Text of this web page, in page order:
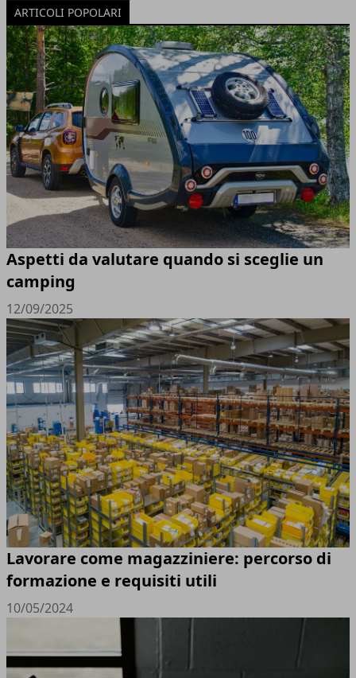
ARTICOLI POPOLARI
Aspetti da valutare quando si sceglie un
camping
12/09/2025
Lavorare come magazziniere: percorso di
formazione e requisiti utili
10/05/2024